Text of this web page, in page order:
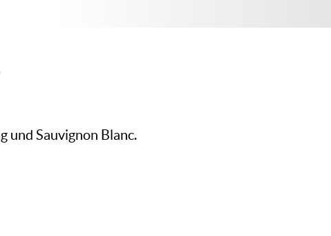
und Sauvignon Blanc.